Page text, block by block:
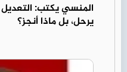
المنسي يكتب:
يرحل، بل ماذا أنجز؟